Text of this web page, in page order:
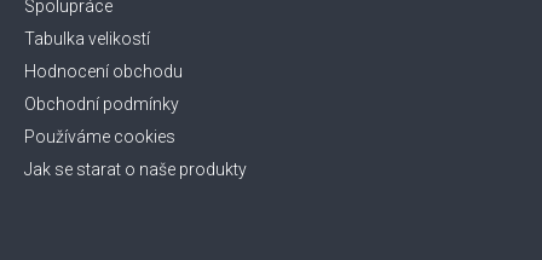
Spolupráce
Tabulka velikostí
Hodnocení obchodu
Obchodní podmínky
Používáme cookies
Jak se starat o naše produkty